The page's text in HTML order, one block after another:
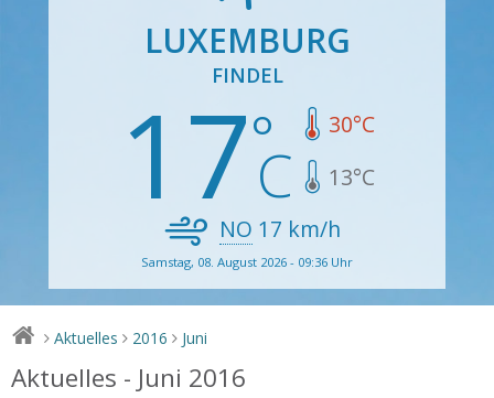
LUXEMBURG
FINDEL
17 30°C
13°C
NO 17 km/h
Samstag, 08. August 2026 - 09:36 Uhr
> Aktuelles > 2016 > Juni
Aktuelles - Juni 2016